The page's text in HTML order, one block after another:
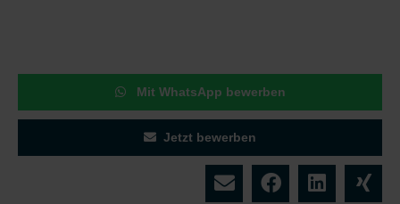
Mit WhatsApp bewerben
Jetzt bewerben